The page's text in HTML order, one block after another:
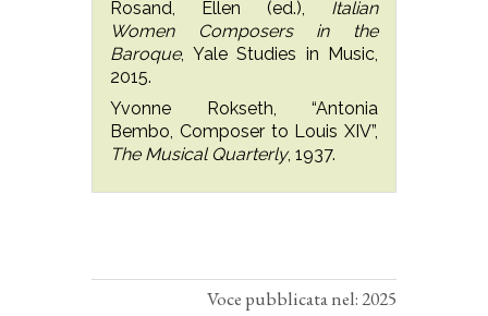
Rosand, Ellen (ed.), Italian
Women Composers in the
Baroque, Yale Studies in Music,
2015.
Yvonne Rokseth, “Antonia
Bembo, Composer to Louis XIV”,
The Musical Quarterly, 1937.
Voce pubblicata nel: 2025